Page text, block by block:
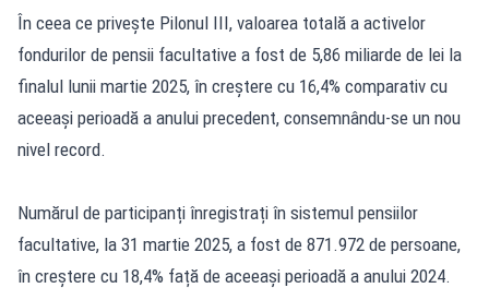
În ceea ce privește Pilonul III, valoarea totală a activelor
fondurilor de pensii facultative a fost de 5,86 miliarde de lei la
finalul lunii martie 2025, în creștere cu 16,4% comparativ cu
aceeași perioadă a anului precedent, consemnându-se un nou
nivel record.
Numărul de participanți înregistrați în sistemul pensiilor
facultative, la 31 martie 2025, a fost de 871.972 de persoane,
în creștere cu 18,4% față de aceeași perioadă a anului 2024.